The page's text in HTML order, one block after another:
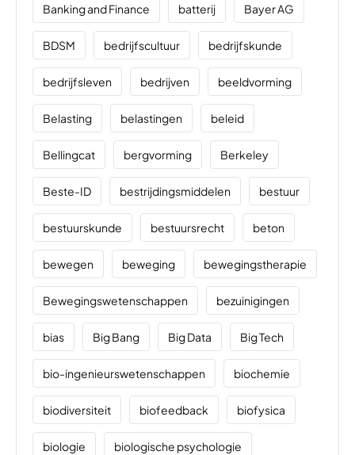
Banking and Finance batterij Bayer AG
BDSM bedrijfscultuur bedrijfskunde
bedrijfsleven bedrijven beeldvorming
Belasting belastingen beleid
Bellingcat bergvorming Berkeley
Beste-ID bestrijdingsmiddelen bestuur
bestuurskunde bestuursrecht beton
bewegen beweging bewegingstherapie
Bewegingswetenschappen bezuinigingen
bias Big Bang Big Data Big Tech
bio-ingenieurswetenschappen biochemie
biodiversiteit biofeedback biofysica
biologie biologische psychologie